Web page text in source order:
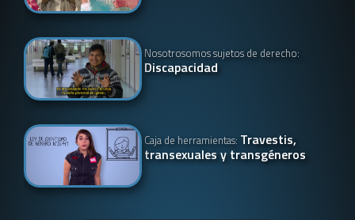
Nosotrosomos sujetos de derecho:
Discapacidad
Caja de herramientas: Travestis,
transexuales y transgéneros